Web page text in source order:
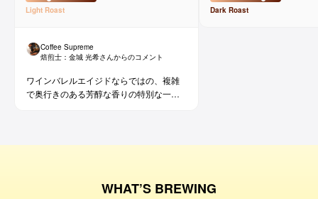
Light Roast
Coffee Supreme
焙煎士： 金城 光希さんからのコメント
ワインバレルエイジドならではの、複雑
で奥行きのある芳醇な香りの特別な一杯
Dark Roast
WHAT’S BREWING